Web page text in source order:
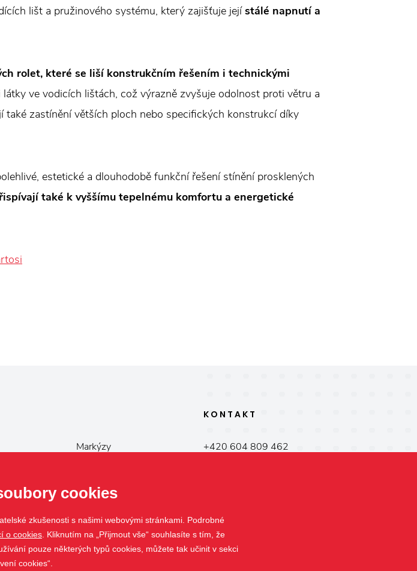
lišt a pružinového systému, který zajišťuje jejístálé napnutí a
rolet, které se liší konstrukčním řešením i technickými
ve vodicích lištách, což výrazně zvyšuje odolnost proti větru a
zastínění větších ploch nebo specifických konstrukcí díky
estetické a dlouhodobě funkční řešení stínění prosklených
také k vyššímu tepelnému komfortu a energetické
Markýzy
KONTAKT
+420 604 809 462
cookies
zkušenosti s našimi webovými stránkami. Podrobné
o cookies . Kliknutím na „Přijmout vše“ souhlasíte s tím, že
pouze některých typů cookies, můžete tak učinit v sekci
cookies“.